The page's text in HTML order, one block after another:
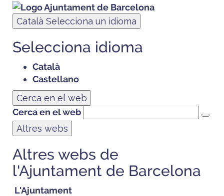
Català Selecciona un idioma
Selecciona idioma
Català
Castellano
Cerca en el web
Cerca en el web
Altres webs
Altres webs de
l'Ajuntament de Barcelona
L'Ajuntament